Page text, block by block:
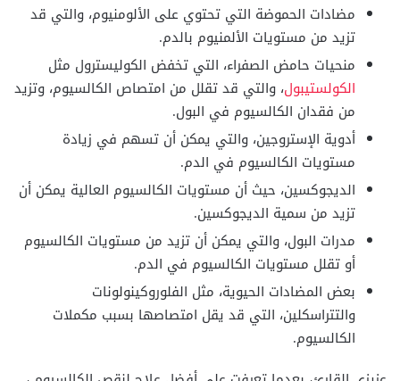
مضادات الحموضة التي تحتوي على الألومنيوم، والتي قد
تزيد من مستويات الألمنيوم بالدم.
منحيات حامض الصفراء، التي تخفض الكوليسترول مثل
الكولستيبول، والتي قد تقلل من امتصاص الكالسيوم، وتزيد
من فقدان الكالسيوم في البول.
أدوية الإستروجين، والتي يمكن أن تسهم في زيادة
مستويات الكالسيوم في الدم.
الديجوكسين، حيث أن مستويات الكالسيوم العالية يمكن أن
تزيد من سمية الديجوكسين.
مدرات البول، والتي يمكن أن تزيد من مستويات الكالسيوم
أو تقلل مستويات الكالسيوم في الدم.
بعض المضادات الحيوية، مثل الفلوروكينولونات
والتتراسكلين، التي قد يقل امتصاصها بسبب مكملات
الكالسيوم.